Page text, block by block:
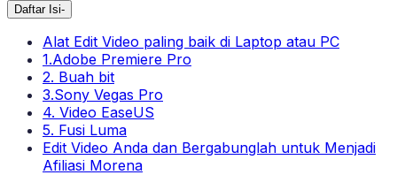
Daftar Isi-
Alat Edit Video paling baik di Laptop atau PC
1.Adobe Premiere Pro
2. Buah bit
3.Sony Vegas Pro
4. Video EaseUS
5. Fusi Luma
Edit Video Anda dan Bergabunglah untuk Menjadi
Afiliasi Morena